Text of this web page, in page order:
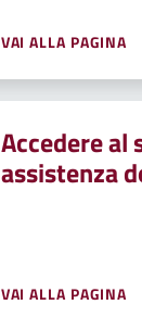
VAI ALLA PAGINA
Accedere al
assistenza
VAI ALLA PAGINA